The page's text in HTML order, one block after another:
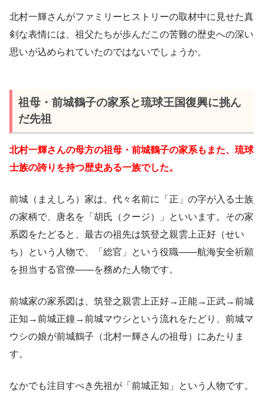
北村一輝さんがファミリーヒストリーの取材中に見せた真
剣な表情には、祖父たちが歩んだこの苦難の歴史への深い
思いが込められていたのではないでしょうか。
祖母・前城鶴子の家系と琉球王国復興に挑ん
だ先祖
北村一輝さんの母方の祖母・前城鶴子の家系もまた、琉球
士族の誇りを持つ歴史ある一族でした。
前城（まえしろ）家は、代々名前に「正」の字が入る士族
の家柄で、唐名を「胡氏（クージ）」といいます。その家
系図をたどると、最古の祖先は筑登之親雲上正好（せい
ち）という人物で、「総官」という役職——航海安全祈願
を担当する官僚——を務めた人物です。
前城家の家系図は、筑登之親雲上正好→正能→正武→前城
正知→前城正鐘→前城マウシという流れをたどり、前城マ
ウシの娘が前城鶴子（北村一輝さんの祖母）にあたりま
す。
なかでも注目すべき先祖が「前城正知」という人物です。